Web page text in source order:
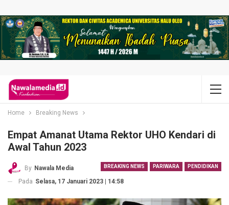
Home Breaking News
Empat Amanat Utama Rektor UHO Kendari di
Awal Tahun 2023
BREAKING NEWS PARIWARA PENDIDIKAN
By Nawala Media
Pada Selasa, 17 Januari 2023 | 14:58